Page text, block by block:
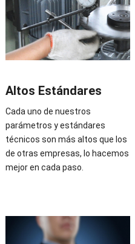
Altos Estándares
Cada uno de nuestros
parámetros y estándares
técnicos son más altos que los
de otras empresas, lo hacemos
mejor en cada paso.